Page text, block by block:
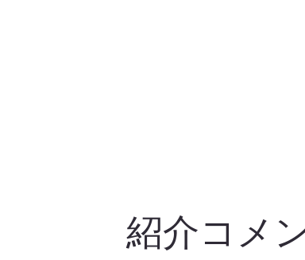
紹介コメ